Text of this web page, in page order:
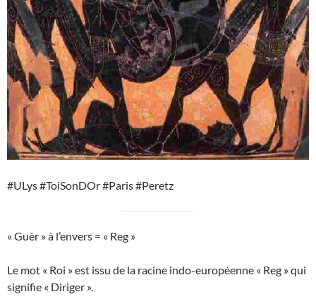
#ULys #ToiSonDOr #Paris #Peretz
« Guèr » à l’envers = « Reg »
Le mot « Roi » est issu de la racine indo-européenne « Reg » qui
signifie « Diriger ».